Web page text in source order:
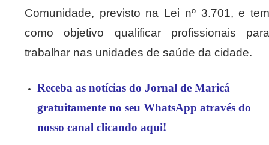
Comunidade, previsto na Lei nº 3.701, e tem
como objetivo qualificar profissionais para
trabalhar nas unidades de saúde da cidade.
Receba as notícias do Jornal de Maricá
gratuitamente no seu WhatsApp através do
nosso canal clicando aqui!